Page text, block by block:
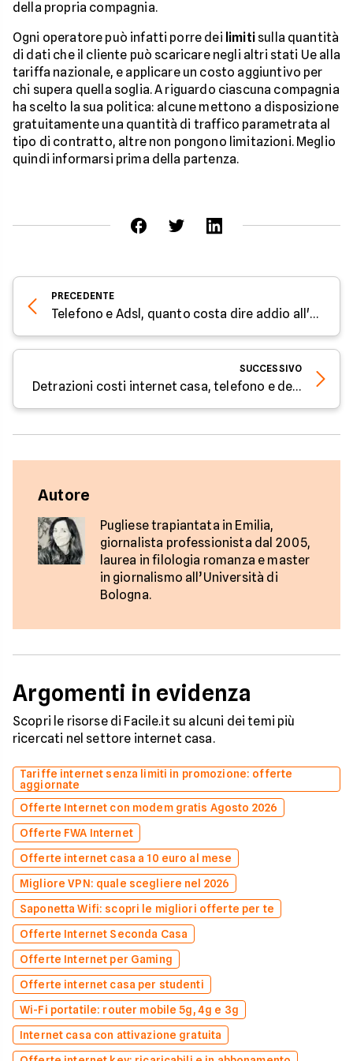
della propria compagnia.
Ogni operatore può infatti porre dei limitisulla quantità
di dati che il cliente può scaricare negli altri stati Ue alla
tariffa nazionale, e applicare un costo aggiuntivo per
chi supera quella soglia. A riguardo ciascuna compagnia
ha scelto la sua politica: alcune mettono a disposizione
gratuitamente una quantità di traffico parametrata al
tipo di contratto, altre non pongono limitazioni. Meglio
quindi informarsi prima della partenza.
PRECEDENTE
Telefono e Adsl, quanto costa dire addio all'operatore: parola all'esperto di Facile.it
SUCCESSIVO
Detrazioni costi internet casa, telefono e devic: parola all'esperto di Facile.it
Autore
Pugliese trapiantata in Emilia,
giornalista professionista dal 2005,
laurea in filologia romanza e master
in giornalismo all’Università di
Bologna.
Argomenti in evidenza
Scopri le risorse di Facile.it su alcuni dei temi più
ricercati nel settore internet casa.
Tariffe internet senza limiti in promozione: offerte
aggiornate
Offerte Internet con modem gratis Agosto 2026
Offerte FWA Internet
Offerte internet casa a 10 euro al mese
Migliore VPN: quale scegliere nel 2026
Saponetta Wifi: scopri le migliori offerte per te
Offerte Internet Seconda Casa
Offerte Internet per Gaming
Offerte internet casa per studenti
Wi-Fi portatile: router mobile 5g, 4g e 3g
Internet casa con attivazione gratuita